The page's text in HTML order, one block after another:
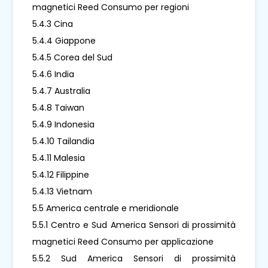
magnetici Reed Consumo per regioni
5.4.3 Cina
5.4.4 Giappone
5.4.5 Corea del Sud
5.4.6 India
5.4.7 Australia
5.4.8 Taiwan
5.4.9 Indonesia
5.4.10 Tailandia
5.4.11 Malesia
5.4.12 Filippine
5.4.13 Vietnam
5.5 America centrale e meridionale
5.5.1 Centro e Sud America Sensori di prossimità
magnetici Reed Consumo per applicazione
5.5.2 Sud America Sensori di prossimità